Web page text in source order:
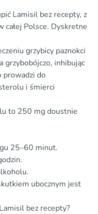
Lamisil bez recepty, z
całej Polsce. Dyskretne
grzybicy paznokci
grzybobójczo, inhibując
prowadzi do
i śmierci
to 250 mg doustnie
25–60 minut.
ubocznym jest
bez recepty?